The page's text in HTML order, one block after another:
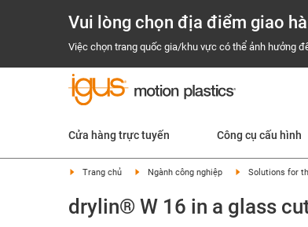
Vui lòng chọn địa điểm giao
Việc chọn trang quốc gia/khu vực có thể ảnh hưởng
Cửa hàng trực tuyến Công cụ cấu hình
Trang chủ Ngành công nghiệp Solutions for
drylin® W 16 in a glass